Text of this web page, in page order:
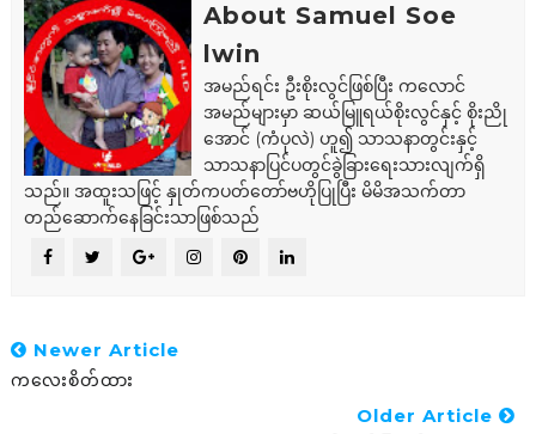
About Samuel Soe
lwin
အမည်ရင်း ဦးစိုးလွင်ဖြစ်ပြီး ကလောင်
အမည်များမှာ ဆယ်မြူရယ်စိုးလွင်နှင့် စိုးညို
အောင် (ကံပုလဲ) ဟူ၍ သာသနာတွင်းနှင့်
သာသနာပြင်ပတွင်ခွဲခြားရေးသားလျက်ရှိ
သည်။ အထူးသဖြင့် နှုတ်ကပတ်တော်ဗဟိုပြုပြီး မိမိအသက်တာ
တည်ဆောက်နေခြင်းသာဖြစ်သည်
Newer Article
ကလေးစိတ်ထား
Older Article